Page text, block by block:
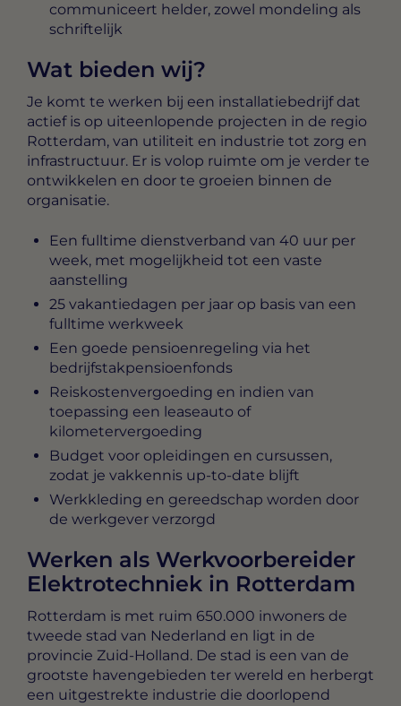
communiceert helder, zowel mondeling als
schriftelijk
Wat bieden wij?
Je komt te werken bij een installatiebedrijf dat
actief is op uiteenlopende projecten in de regio
Rotterdam, van utiliteit en industrie tot zorg en
infrastructuur. Er is volop ruimte om je verder te
ontwikkelen en door te groeien binnen de
organisatie.
Een fulltime dienstverband van 40 uur per
week, met mogelijkheid tot een vaste
aanstelling
25 vakantiedagen per jaar op basis van een
fulltime werkweek
Een goede pensioenregeling via het
bedrijfstakpensioenfonds
Reiskostenvergoeding en indien van
toepassing een leaseauto of
kilometervergoeding
Budget voor opleidingen en cursussen,
zodat je vakkennis up-to-date blijft
Werkkleding en gereedschap worden door
de werkgever verzorgd
Werken als Werkvoorbereider
Elektrotechniek in Rotterdam
Rotterdam is met ruim 650.000 inwoners de
tweede stad van Nederland en ligt in de
provincie Zuid-Holland. De stad is een van de
grootste havengebieden ter wereld en herbergt
een uitgestrekte industrie die doorlopend